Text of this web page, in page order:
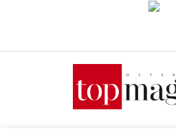
Verkaufsstellen